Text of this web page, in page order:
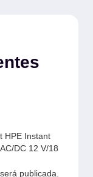
HPE Instant
DC 12 V/18
publicada.